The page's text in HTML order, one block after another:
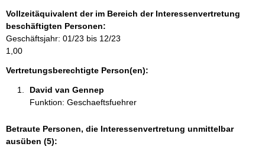
i
o
n
e
n
Vollzeitäquivalent der im Bereich der Interessenvertretung
beschäftigten Personen:
Geschäftsjahr: 01/23 bis 12/23
1,00
Vertretungsberechtigte Person(en):
David van Gennep
Funktion: Geschaeftsfuehrer
Betraute Personen, die Interessenvertretung unmittelbar
ausüben (5):